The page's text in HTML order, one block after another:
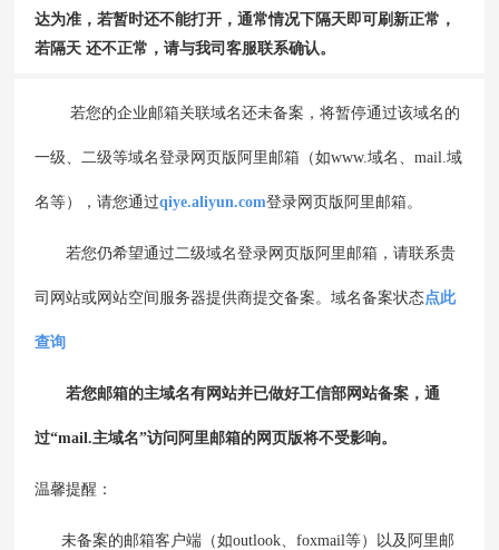
达为准，若暂时还不能打开，通常情况下隔天即可刷新正常，
若隔天 还不正常，请与我司客服联系确认。
若您的企业邮箱关联域名还未备案，将暂停通过该域名的
一级、二级等域名登录网页版阿里邮箱（如www.域名、mail.域
名等），请您通过qiye.aliyun.com登录网页版阿里邮箱。
若您仍希望通过二级域名登录网页版阿里邮箱，请联系贵
司网站或网站空间服务器提供商提交备案。域名备案状态点此
查询
若您邮箱的主域名有网站并已做好工信部网站备案，通
过“mail.主域名”访问阿里邮箱的网页版将不受影响。
温馨提醒：
未备案的邮箱客户端（如outlook、foxmail等）以及阿里邮